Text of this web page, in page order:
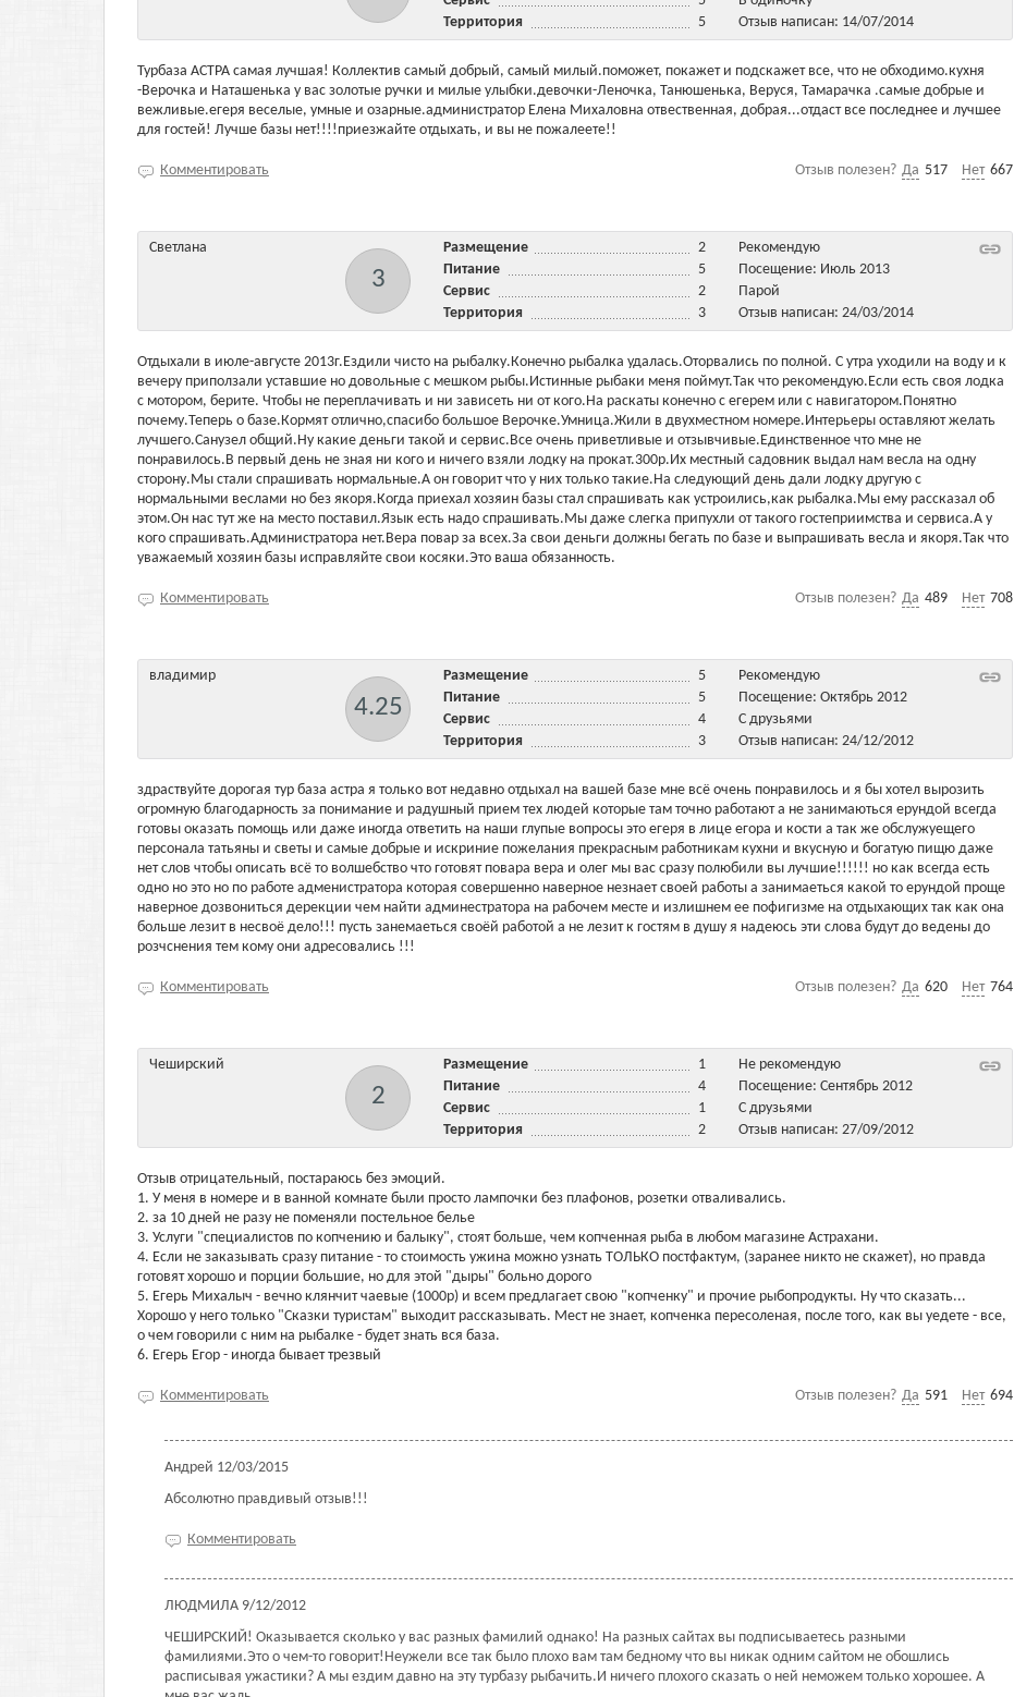
Территория
5
Отзыв написан: 14/07/2014
Турбаза АСТРА самая лучшая! Коллектив самый добрый, самый милый.поможет, покажет и подскажет все, что не обходимо.кухня
-Верочка и Наташенька у вас золотые ручки и милые улыбки.девочки-Леночка, Танюшенька, Веруся, Тамарачка .самые добрые и
вежливые.егеря веселые, умные и озарные.администратор Елена Михаловна отвественная, добрая...отдаст все последнее и лучшее
для гостей! Лучше базы нет!!!!приезжайте отдыхать, и вы не пожалеете!!
Отзыв полезен? Да 517 Нет 667
Комментировать
Светлана
3
Размещение
2
Питание
5
Сервис
2
Территория
3
Рекомендую
Посещение: Июль 2013
Парой
Отзыв написан: 24/03/2014
Отдыхали в июле-августе 2013г.Ездили чисто на рыбалку.Конечно рыбалка удалась.Оторвались по полной. С утра уходили на воду и к
вечеру приползали уставшие но довольные с мешком рыбы.Истинные рыбаки меня поймут.Так что рекомендую.Если есть своя лодка
с мотором, берите. Чтобы не переплачивать и ни зависеть ни от кого.На раскаты конечно с егерем или с навигатором.Понятно
почему.Теперь о базе.Кормят отлично,спасибо большое Верочке.Умница.Жили в двухместном номере.Интерьеры оставляют желать
лучшего.Санузел общий.Ну какие деньги такой и сервис.Все очень приветливые и отзывчивые.Единственное что мне не
понравилось.В первый день не зная ни кого и ничего взяли лодку на прокат.300р.Их местный садовник выдал нам весла на одну
сторону.Мы стали спрашивать нормальные.А он говорит что у них только такие.На следующий день дали лодку другую с
нормальными веслами но без якоря.Когда приехал хозяин базы стал спрашивать как устроились,как рыбалка.Мы ему рассказал об
этом.Он нас тут же на место поставил.Язык есть надо спрашивать.Мы даже слегка припухли от такого гостеприимства и сервиса.А у
кого спрашивать.Администратора нет.Вера повар за всех.За свои деньги должны бегать по базе и выпрашивать весла и якоря.Так что
уважаемый хозяин базы исправляйте свои косяки.Это ваша обязанность.
Отзыв полезен? Да 489 Нет 708
Комментировать
владимир
4.25
Размещение
5
Питание
5
Сервис
4
Территория
3
Рекомендую
Посещение: Октябрь 2012
С друзьями
Отзыв написан: 24/12/2012
здраствуйте дорогая тур база астра я только вот недавно отдыхал на вашей базе мне всё очень понравилось и я бы хотел вырозить
огромную благодарность за понимание и радушный прием тех людей которые там точно работают а не занимаються ерундой всегда
готовы оказать помощь или даже иногда ответить на наши глупые вопросы это егеря в лице егора и кости а так же обслужуещего
персонала татьяны и светы и самые добрые и искриние пожелания прекрасным работникам кухни и вкусную и богатую пищю даже
нет слов чтобы описать всё то волшебство что готовят повара вера и олег мы вас сразу полюбили вы лучшие!!!!!! но как всегда есть
одно но это но по работе адменистратора которая совершенно наверное незнает своей работы а занимаеться какой то ерундой проще
наверное дозвониться дерекции чем найти админестратора на рабочем месте и излишнем ее пофигизме на отдыхающих так как она
больше лезит в несвоё дело!!! пусть занемаеться своёй работой а не лезит к гостям в душу я надеюсь эти слова будут до ведены до
розчснения тем кому они адресовались !!!
Отзыв полезен? Да 620 Нет 764
Комментировать
Чеширский
2
Размещение
1
Питание
4
Сервис
1
Территория
2
Не рекомендую
Посещение: Сентябрь 2012
С друзьями
Отзыв написан: 27/09/2012
Отзыв отрицательный, постараюсь без эмоций.
1. У меня в номере и в ванной комнате были просто лампочки без плафонов, розетки отваливались.
2. за 10 дней не разу не поменяли постельное белье
3. Услуги "специалистов по копчению и балыку", стоят больше, чем копченная рыба в любом магазине Астрахани.
4. Если не заказывать сразу питание - то стоимость ужина можно узнать ТОЛЬКО постфактум, (заранее никто не скажет), но правда
готовят хорошо и порции большие, но для этой "дыры" больно дорого
5. Егерь Михалыч - вечно клянчит чаевые (1000р) и всем предлагает свою "копченку" и прочие рыбопродукты. Ну что сказать...
Хорошо у него только "Сказки туристам" выходит рассказывать. Мест не знает, копченка пересоленая, после того, как вы уедете - все,
о чем говорили с ним на рыбалке - будет знать вся база.
6. Егерь Егор - иногда бывает трезвый
Отзыв полезен? Да 591 Нет 694
Комментировать
Андрей 12/03/2015
Абсолютно правдивый отзыв!!!
Комментировать
ЛЮДМИЛА 9/12/2012
ЧЕШИРСКИЙ! Оказывается сколько у вас разных фамилий однако! На разных сайтах вы подписываетесь разными
фамилиями.Это о чем-то говорит!Неужели все так было плохо вам там бедному что вы никак одним сайтом не обошлись
расписывая ужастики? А мы ездим давно на эту турбазу рыбачить.И ничего плохого сказать о ней неможем только хорошее. А